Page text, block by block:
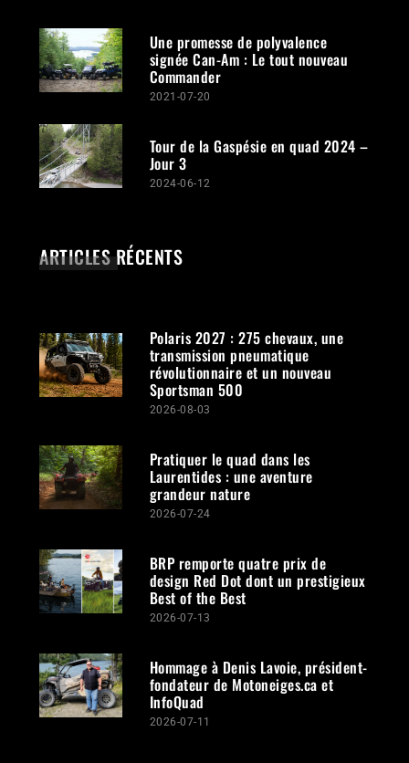
Une promesse de polyvalence
signée Can-Am : Le tout nouveau
Commander
2021-07-20
Tour de la Gaspésie en quad 2024 –
Jour 3
2024-06-12
ARTICLES RÉCENTS
Polaris 2027 : 275 chevaux, une
transmission pneumatique
révolutionnaire et un nouveau
Sportsman 500
2026-08-03
Pratiquer le quad dans les
Laurentides : une aventure
grandeur nature
2026-07-24
BRP remporte quatre prix de
design Red Dot dont un prestigieux
Best of the Best
2026-07-13
Hommage à Denis Lavoie, président-
fondateur de Motoneiges.ca et
InfoQuad
2026-07-11